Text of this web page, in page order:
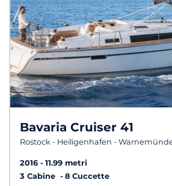
Bavaria Cruiser 41
Rostock - Heiligenhafen -
2016
11.99 metri
3 Cabine
8 Cuccette